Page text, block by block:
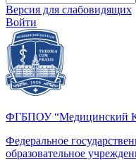
Версия для слабовидящих
Войти
ФГБПОУ “Медицинский
Федеральное
образовательное